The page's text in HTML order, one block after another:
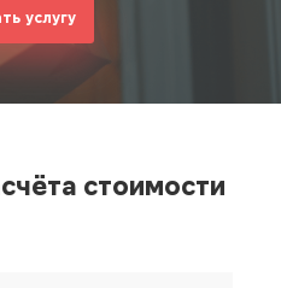
услугу
стоимости